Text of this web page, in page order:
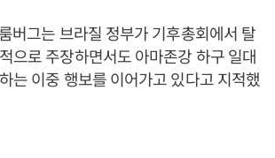
버그는 브라질 정부가 기후총회에서 탈
으로 주장하면서도 아마존강 하구 일대
는 이중 행보를 이어가고 있다고 지적했